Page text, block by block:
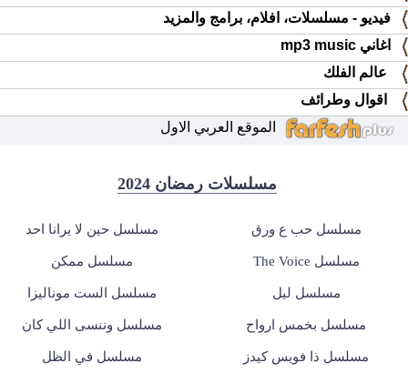
فيديو - مسلسلات، افلام، برامج والمزيد
اغاني mp3 music
عالم الفلك
اقوال وطرائف
الموقع العربي الاول
مسلسلات رمضان 2024
مسلسل حب ع ورق مسلسل حين لا يرانا احد
مسلسل The Voice مسلسل ممكن
مسلسل ليل مسلسل الست موناليزا
مسلسل بخمس ارواح مسلسل وننسى اللي كان
مسلسل ذا فويس كيدز مسلسل في الظل